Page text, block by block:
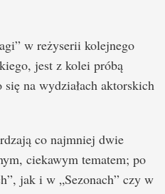
w reżyserii kolejnego
jest z kolei próbą
na wydziałach aktorskich
co najmniej dwie
ciekawym tematem; po
jak i w „Sezonach” czy w